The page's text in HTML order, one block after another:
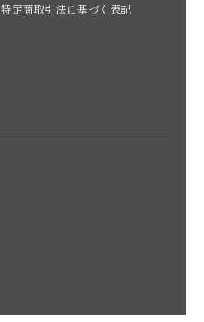
特定商取引法に基づく表記